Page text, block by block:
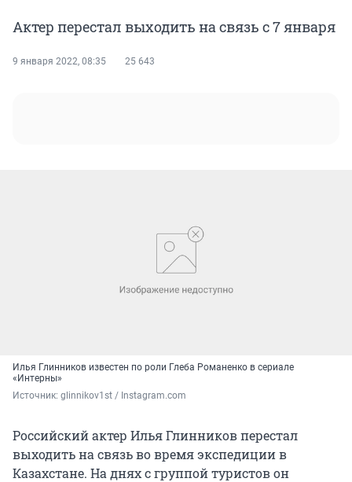
Актер перестал выходить на связь с 7 января
9 января 2022, 08:35 25 643
Илья Глинников известен по роли Глеба Романенко в сериале
«Интерны»
Источник: glinnikov1st / Instagram.com
Российский актер Илья Глинников перестал
выходить на связь во время экспедиции в
Казахстане. На днях с группой туристов он